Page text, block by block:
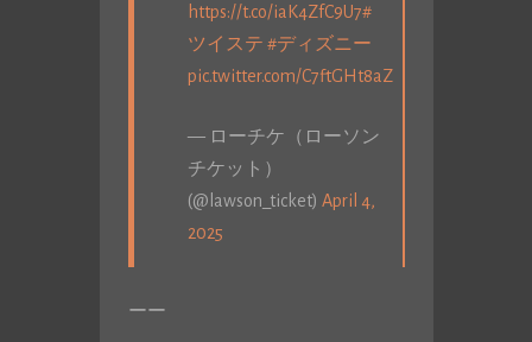
https://t.co/iaK4ZfC9U7#
ツイステ #ディズニー
pic.twitter.com/C7ftGHt8aZ
— ローチケ（ローソン
チケット）
(@lawson_ticket) April 4,
2025
ーー